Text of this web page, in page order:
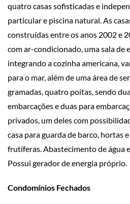
quatro casas sofisticadas e
particular e piscina natural. As
construídas entre os anos 2002 e
com ar-condicionado, uma sala de
integrando a cozinha americana,
para o mar, além de uma área de
gramadas, quatro poitas, sendo
embarcações e duas para
privados, um deles com
casa para guarda de barco, hortas
frutíferas. Abastecimento de água
Possui gerador de energia próprio.
Condomínios Fechados